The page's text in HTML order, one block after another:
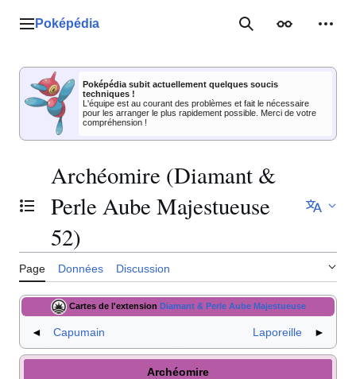
Menu principal
Poképédia RechercherApparence
Poképédia subit actuellement quelques soucis
techniques !
L'équipe est au courant des problèmes et fait le nécessaire
pour les arranger le plus rapidement possible. Merci de votre
compréhension !
Basculer la table des matières
Archéomire (Diamant &
Perle Aube Majestueuse
52)
Page Données Discussion
Cartes de l'extension Diamant & Perle Aube Majestueuse
◄ Capumain Laporeille ►
Archéomire